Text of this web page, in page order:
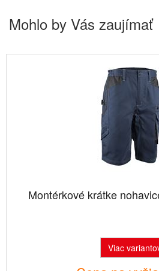
Mohlo by Vás zaujímať
Montérkové krátke
Viac